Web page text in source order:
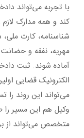
با تجربه می‌تواند
کند و همه مدارک لازم
شناسنامه، کارت ملی،
مهریه، نفقه و حضانت
آماده شوند. ثبت
الکترونیک قضایی
می‌تواند این روند را
وکیل هم این مسیر
متخصص می‌تواند از